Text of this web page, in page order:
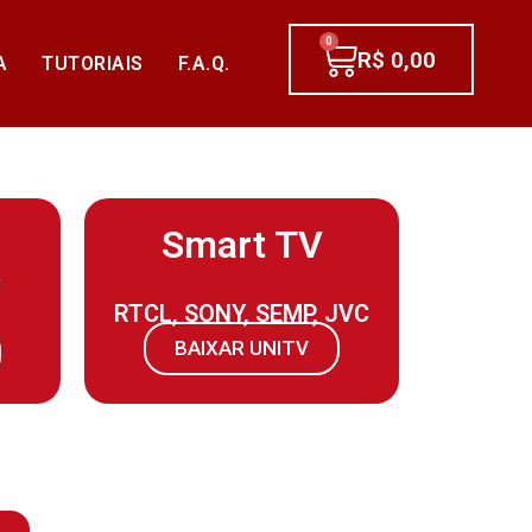
TUTORIAIS F.A.Q. R$ 0,00
0
Smart TV
RTCL, SONY, SEMP, JVC
BAIXAR UNITV